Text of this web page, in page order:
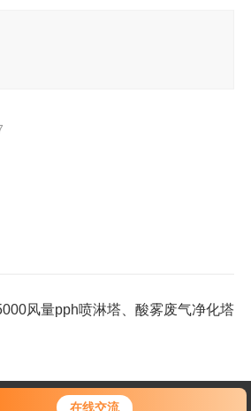
在线交流
风量pph喷淋塔、酸雾废气净化塔